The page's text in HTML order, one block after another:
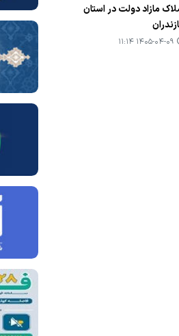
مازاد دولت در استان
۱۴۰۵-۰۴-۰۹ ۱۱:۱۴